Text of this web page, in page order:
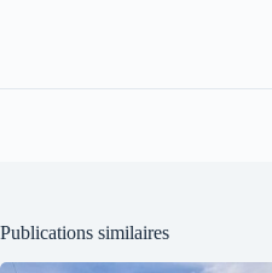
Publications similaires